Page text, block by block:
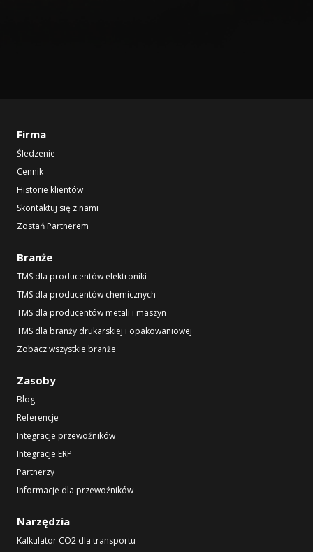
Firma
Śledzenie
Cennik
Historie klientów
Skontaktuj się z nami
Zostań Partnerem
Branże
TMS dla producentów elektroniki
TMS dla producentów chemicznych
TMS dla producentów metali i maszyn
TMS dla branży drukarskiej i opakowaniowej
Zobacz wszystkie branże
Zasoby
Blog
Referencje
Integracje przewoźników
Integracje ERP
Partnerzy
Informacje dla przewoźników
Narzędzia
Kalkulator CO2 dla transportu